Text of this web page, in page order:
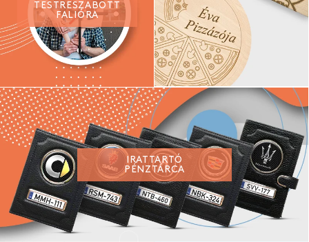
TESTRESZABOTT
FALIÓRA
IRATTARTÓ
PÉNZTÁRCA